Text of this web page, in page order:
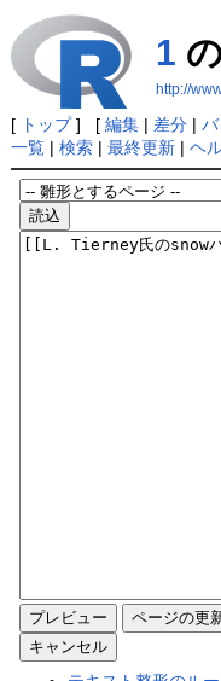
1
http://
[ トップ] [ 編集| 差分|
一覧| 検索| 最終更新| ヘ